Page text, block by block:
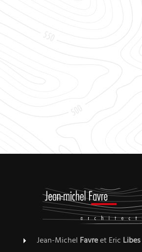
Jean-Michel Favreet Eric Libes